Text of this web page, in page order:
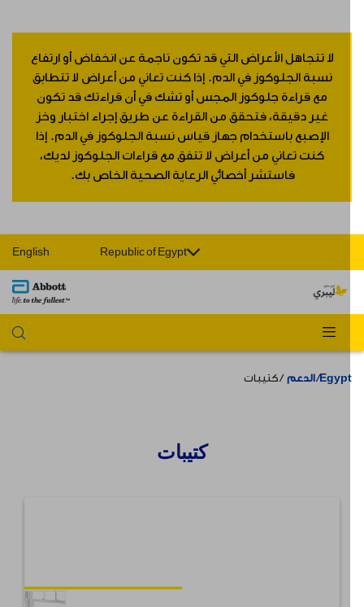
لا تتجاهل الأعراض التي قد تكون ناجمة عن انخفاض أو ارتفاع
نسبة الجلوكوز في الدم. إذا كنت تعاني من أعراض لا تتطابق
مع قراءة جلوكوز المجس أو تشك في أن قراءتك قد تكون
غير دقيقة، فتحقق من القراءة عن طريق إجراء اختبار وخز
الإصبع باستخدام جهاز قياس نسبة الجلوكوز في الدم. إذا
كنت تعاني من أعراض لا تتفق مع قراءات الجلوكوز لديك،
فاستشر أخصائي الرعاية الصحية الخاص بك.
Republic of Egypt
English
الدعم كتيبات
كتيبات